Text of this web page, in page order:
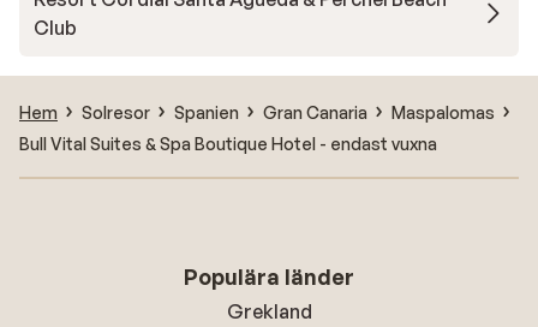
Club
Hem Solresor Spanien Gran Canaria
Maspalomas
Bull Vital Suites & Spa Boutique Hotel - endast vuxna
Populära länder
Grekland